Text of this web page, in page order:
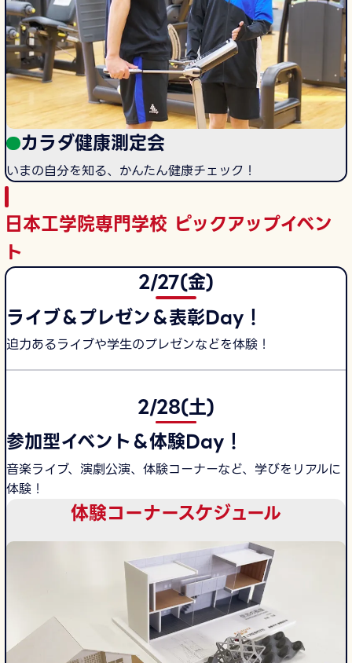
カラダ健康測定会
いまの自分を知る、かんたん健康チェック！
日本工学院専門学校 ピックアップイベン
ト
2/27(金)
ライブ＆プレゼン＆表彰Day！
迫力あるライブや学生のプレゼンなどを体験！
2/28(土)
参加型イベント＆体験Day！
音楽ライブ、演劇公演、体験コーナーなど、学びをリアルに
体験！
体験コーナースケジュール